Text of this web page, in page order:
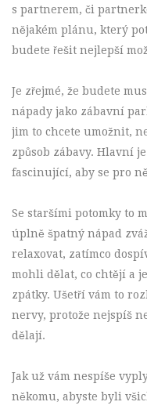
s partnerem, či
nějakém plánu, který
budete řešit nejlepší
Je zřejmé, že budete
nápady jako zábavní
jim to chcete umožnit,
způsob zábavy. Hlavní
fascinující, aby se pro
Se staršími potomky to
úplně špatný nápad
relaxovat, zatímco
mohli dělat, co chtějí a
zpátky. Ušetří vám to
nervy, protože nejspíš
dělají.
Jak už vám nespíše
někomu, abyste byli